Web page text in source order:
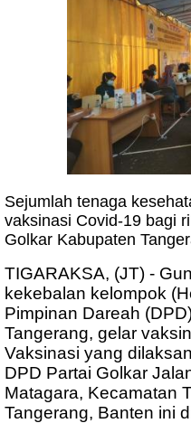
Sejumlah tenaga
vaksinasi Covid-19 bagi
Golkar Kabupaten
TIGARAKSA, (JT) -
kekebalan kelompok
Pimpinan Dareah
Tangerang, gelar
Vaksinasi yang
DPD Partai Golkar
Matagara, Kecamatan
Tangerang, Banten ini